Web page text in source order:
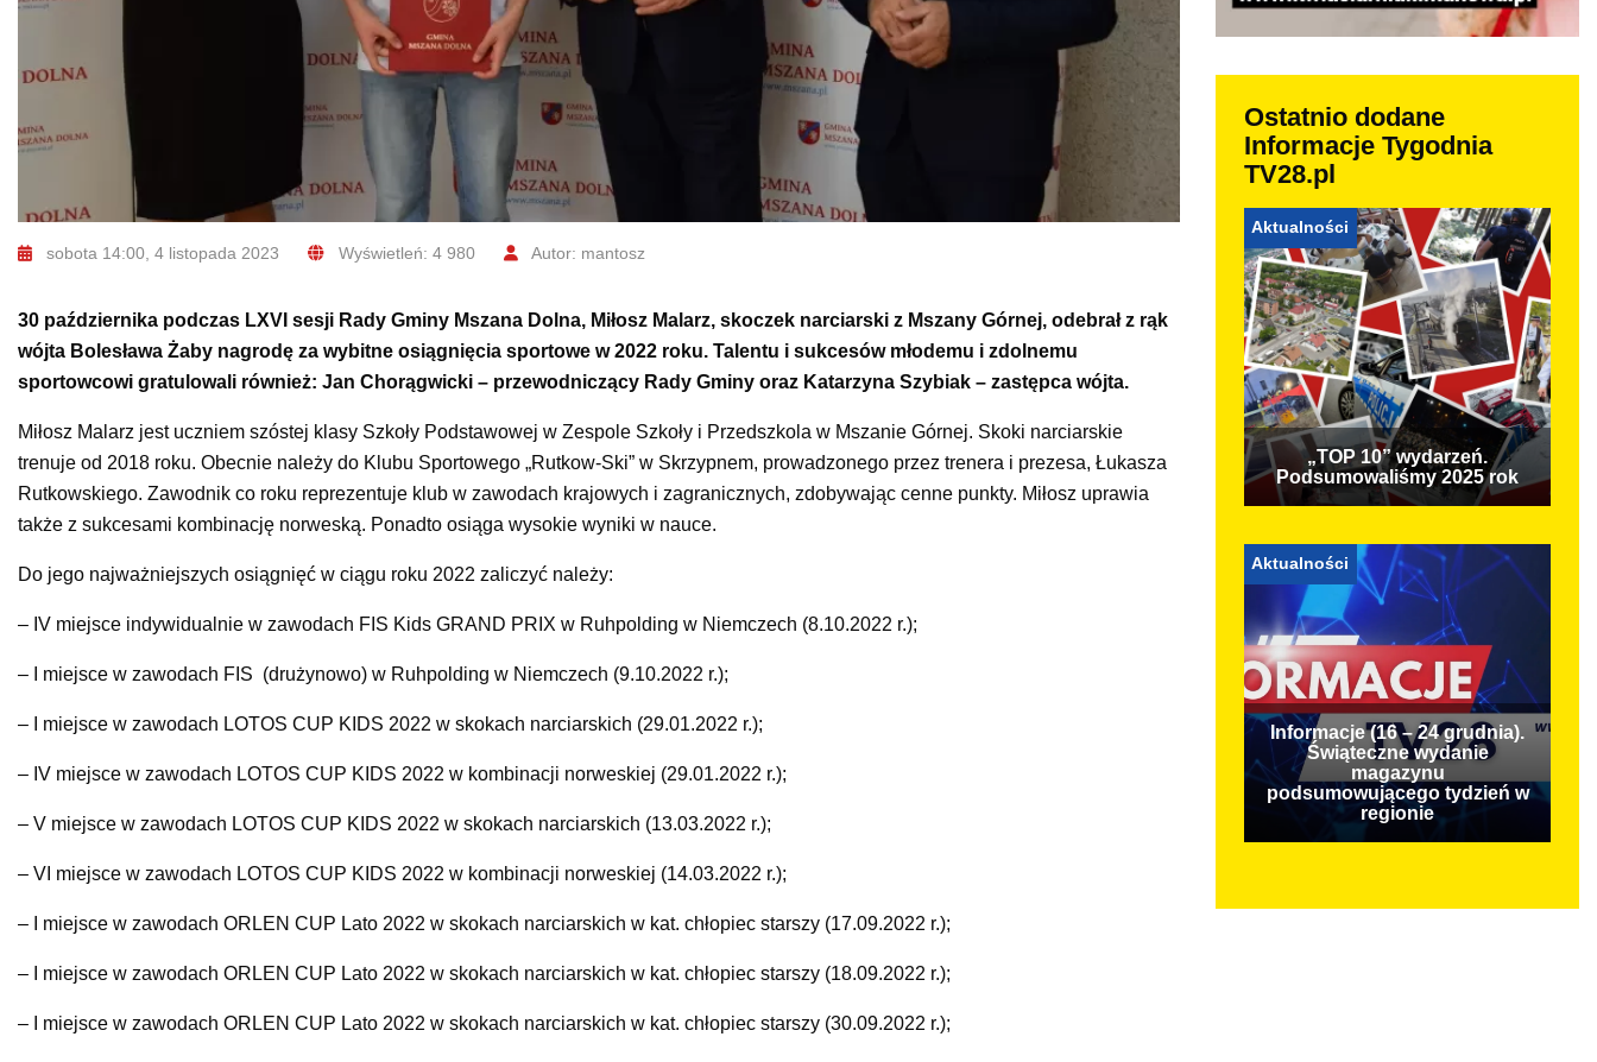
sobota 14:00, 4 listopada 2023 Wyświetleń: 4 980 Autor: mantosz
30 października podczas LXVI sesji Rady Gminy Mszana Dolna, Miłosz Malarz, skoczek narciarski z Mszany Górnej, odebrał z rąk
wójta Bolesława Żaby nagrodę za wybitne osiągnięcia sportowe w 2022 roku. Talentu i sukcesów młodemu i zdolnemu
sportowcowi gratulowali również: Jan Chorągwicki – przewodniczący Rady Gminy oraz Katarzyna Szybiak – zastępca wójta.
Miłosz Malarz jest uczniem szóstej klasy Szkoły Podstawowej w Zespole Szkoły i Przedszkola w Mszanie Górnej. Skoki narciarskie
trenuje od 2018 roku. Obecnie należy do Klubu Sportowego „Rutkow-Ski” w Skrzypnem, prowadzonego przez trenera i prezesa, Łukasza
Rutkowskiego. Zawodnik co roku reprezentuje klub w zawodach krajowych i zagranicznych, zdobywając cenne punkty. Miłosz uprawia
także z sukcesami kombinację norweską. Ponadto osiąga wysokie wyniki w nauce.
Do jego najważniejszych osiągnięć w ciągu roku 2022 zaliczyć należy:
– IV miejsce indywidualnie w zawodach FIS Kids GRAND PRIX w Ruhpolding w Niemczech (8.10.2022 r.);
– I miejsce w zawodach FIS (drużynowo) w Ruhpolding w Niemczech (9.10.2022 r.);
– I miejsce w zawodach LOTOS CUP KIDS 2022 w skokach narciarskich (29.01.2022 r.);
– IV miejsce w zawodach LOTOS CUP KIDS 2022 w kombinacji norweskiej (29.01.2022 r.);
– V miejsce w zawodach LOTOS CUP KIDS 2022 w skokach narciarskich (13.03.2022 r.);
– VI miejsce w zawodach LOTOS CUP KIDS 2022 w kombinacji norweskiej (14.03.2022 r.);
– I miejsce w zawodach ORLEN CUP Lato 2022 w skokach narciarskich w kat. chłopiec starszy (17.09.2022 r.);
– I miejsce w zawodach ORLEN CUP Lato 2022 w skokach narciarskich w kat. chłopiec starszy (18.09.2022 r.);
– I miejsce w zawodach ORLEN CUP Lato 2022 w skokach narciarskich w kat. chłopiec starszy (30.09.2022 r.);
Ostatnio dodane
Informacje Tygodnia
TV28.pl
Aktualności
„TOP 10” wydarzeń.
Podsumowaliśmy 2025 rok
Aktualności
Informacje (16 – 24 grudnia).
Świąteczne wydanie
magazynu
podsumowującego tydzień w
regionie